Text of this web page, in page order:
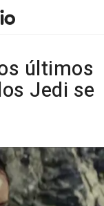
últimos
Jedi se